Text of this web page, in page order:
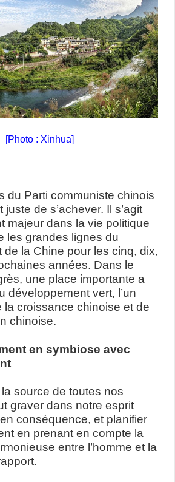
[Photo : Xinhua]
du Parti communiste chinois
de s’achever. Il s’agit
majeur dans la vie politique
les grandes lignes du
la Chine pour les cinq, dix,
années. Dans le
une place importante a
développement vert, l’un
la croissance chinoise et de
chinoise.
en symbiose avec
source de toutes nos
graver dans notre esprit
conséquence, et planifier
en prenant en compte la
entre l’homme et la